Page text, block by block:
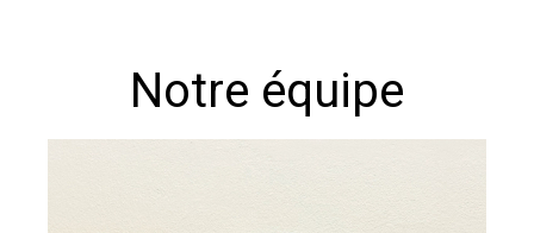
Notre équipe